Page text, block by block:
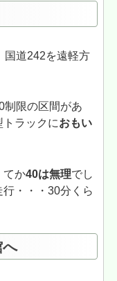
国道242を遠軽方
制限の区間があ
ラックにおもい
てか40は無理でし
・・・30分くら
へ